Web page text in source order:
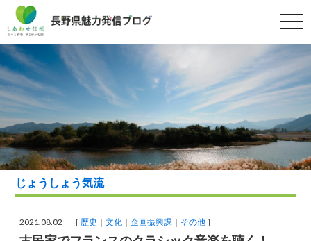
t
o
g
l
e
n
a
g
a
t
o
じょうしょう気流
2021.08.02 ［ 歴史 文化 企画振興課 その他 ］